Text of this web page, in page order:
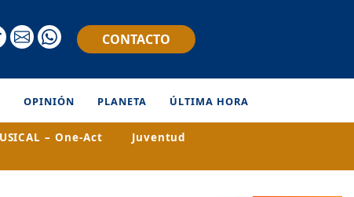
CONTACTO
OPINIÓN PLANETA ÚLTIMA HORA
– One-Act
Juventud